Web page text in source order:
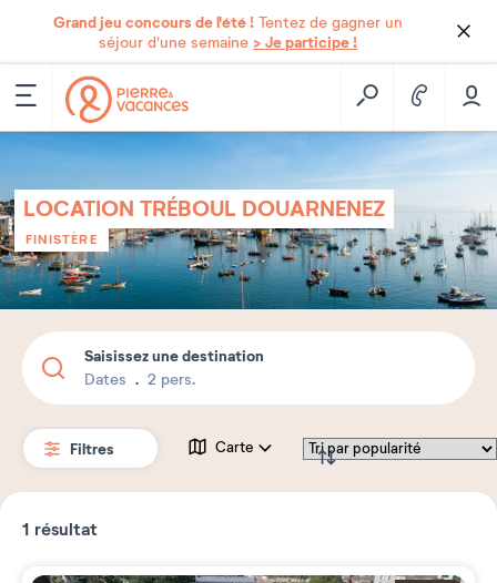
Grand jeu concours de l'été ! Tentez de gagner un
séjour d'une semaine > Je participe !
LOCATION TRÉBOUL DOUARNENEZ
FINISTÈRE
Saisissez une destination
Dates 2 pers.
Filtres Carte
1 résultat